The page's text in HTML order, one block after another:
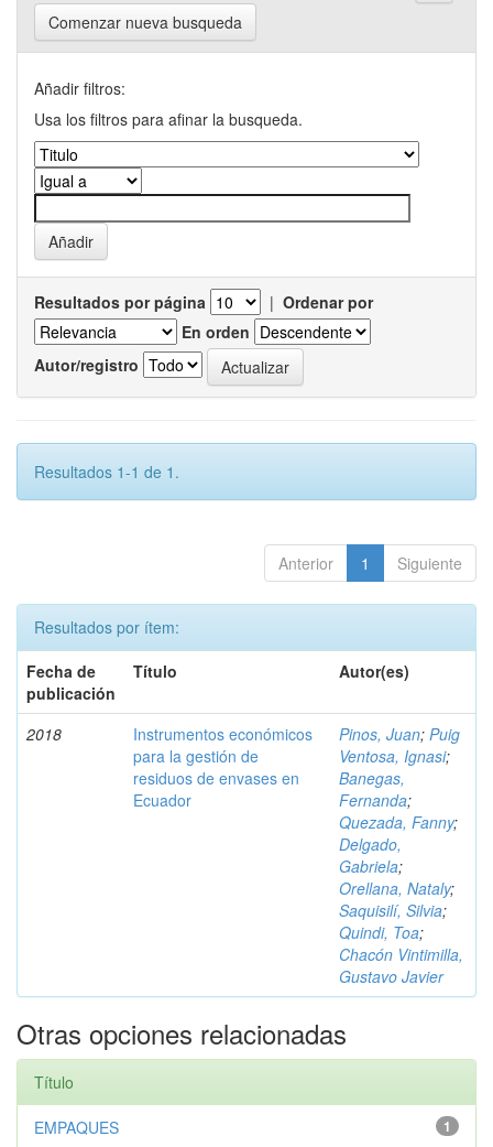
Comenzar nueva busqueda
Añadir filtros:
Usa los filtros para afinar la busqueda.
Resultados por página | Ordenar por
En orden
Autor/registro
Resultados 1-1 de 1.
Anterior 1 Siguiente
Resultados por ítem:
Fecha de
publicación
Título Autor(es)
2018
Instrumentos económicos
para la gestión de
residuos de envases en
Ecuador
Pinos, Juan; Puig
Ventosa, Ignasi;
Banegas,
Fernanda;
Quezada, Fanny;
Delgado,
Gabriela;
Orellana, Nataly;
Saquisilí, Silvia;
Quindi, Toa;
Chacón Vintimilla,
Gustavo Javier
Otras opciones relacionadas
Título
1
EMPAQUES